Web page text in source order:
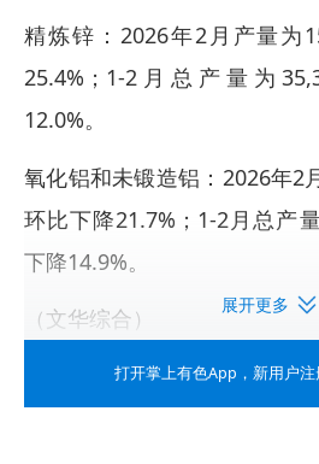
精炼锌：2026年2月产量为
25.4%；1-2月总产量为
12.0%。
氧化铝和未锻造铝：2026年2
环比下降21.7%；1-2月总产
下降14.9%。
（文华综合）
作为全球最大的铜消费国，
展开更多
打开掌上有色App ，新用户